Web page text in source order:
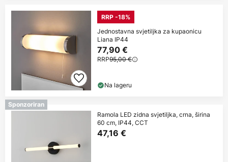
RRP -18%
Jednostavna svjetiljka za kupaonicu
Liana IP44
77,90 €
RRP95,00 €
Na lageru
Sponzoriran
Ramola LED zidna svjetiljka, crna, širina
60 cm, IP44, CCT
47,16 €